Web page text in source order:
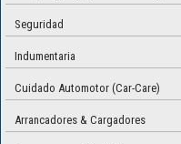
Seguridad
Indumentaria
Cuidado Automotor (Car-Care)
Arrancadores & Cargadores